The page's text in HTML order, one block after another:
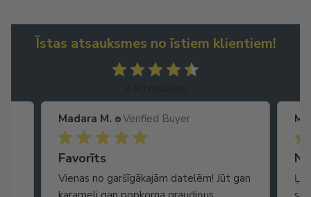
Īstas atsauksmes no īstiem klientiem!
Madara M. Verified Buyer
Favorīts
Vienas no garšīgākajām datelēm! Jūt gan